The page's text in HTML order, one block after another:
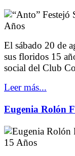
El sábado 20 de
sus floridos 15
social del Club
Leer más...
Eugenia Rolón